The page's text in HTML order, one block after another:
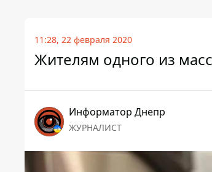
11:28, 22 февраля 2020
Жителям одного из
Информатор Днепр
ЖУРНАЛИСТ